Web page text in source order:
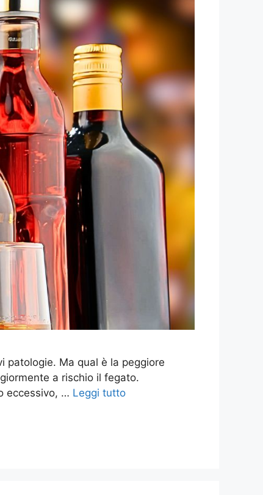
patologie. Ma qual è la peggiore
a rischio il fegato.
eccessivo, … Leggi tutto